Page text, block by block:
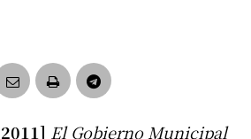
El Gobierno Municipal